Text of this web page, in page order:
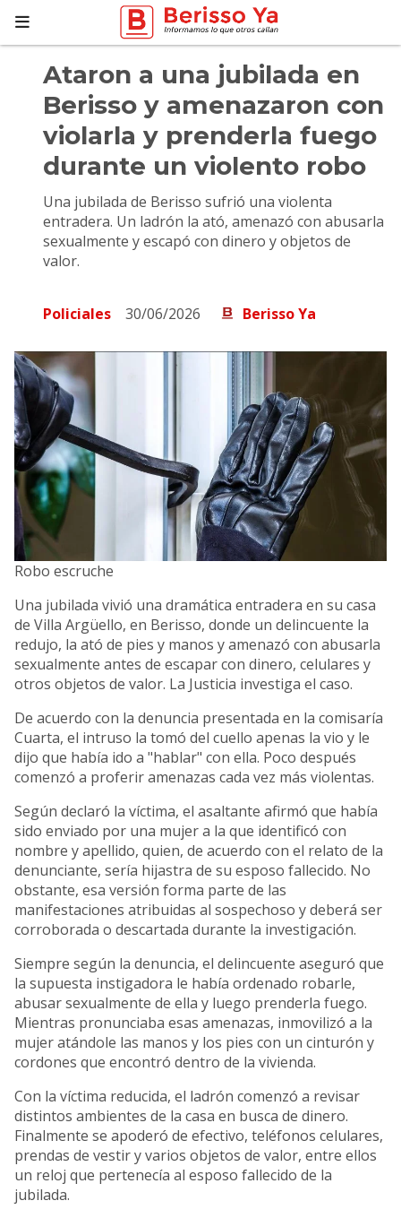
Ataron a una jubilada en
Berisso y amenazaron con
violarla y prenderla fuego
durante un violento robo
Una jubilada de Berisso sufrió una violenta
entradera. Un ladrón la ató, amenazó con abusarla
sexualmente y escapó con dinero y objetos de
valor.
Policiales 30/06/2026 Berisso Ya
Robo escruche
Una jubilada vivió una dramática entradera en su casa
de Villa Argüello, en Berisso, donde un delincuente la
redujo, la ató de pies y manos y amenazó con abusarla
sexualmente antes de escapar con dinero, celulares y
otros objetos de valor. La Justicia investiga el caso.
De acuerdo con la denuncia presentada en la comisaría
Cuarta, el intruso la tomó del cuello apenas la vio y le
dijo que había ido a "hablar" con ella. Poco después
comenzó a proferir amenazas cada vez más violentas.
Según declaró la víctima, el asaltante afirmó que había
sido enviado por una mujer a la que identificó con
nombre y apellido, quien, de acuerdo con el relato de la
denunciante, sería hijastra de su esposo fallecido. No
obstante, esa versión forma parte de las
manifestaciones atribuidas al sospechoso y deberá ser
corroborada o descartada durante la investigación.
Siempre según la denuncia, el delincuente aseguró que
la supuesta instigadora le había ordenado robarle,
abusar sexualmente de ella y luego prenderla fuego.
Mientras pronunciaba esas amenazas, inmovilizó a la
mujer atándole las manos y los pies con un cinturón y
cordones que encontró dentro de la vivienda.
Con la víctima reducida, el ladrón comenzó a revisar
distintos ambientes de la casa en busca de dinero.
Finalmente se apoderó de efectivo, teléfonos celulares,
prendas de vestir y varios objetos de valor, entre ellos
un reloj que pertenecía al esposo fallecido de la
jubilada.